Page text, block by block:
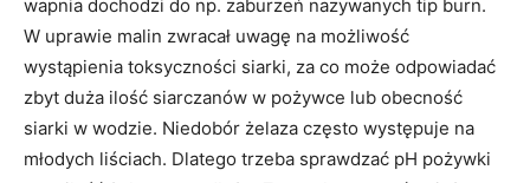
wapnia dochodzi do np. zaburzeń nazywanych tip burn.
W uprawie malin zwracał uwagę na możliwość
wystąpienia toksyczności siarki, za co może odpowiadać
zbyt duża ilość siarczanów w pożywce lub obecność
siarki w wodzie. Niedobór żelaza często występuje na
młodych liściach. Dlatego trzeba sprawdzać pH pożywki